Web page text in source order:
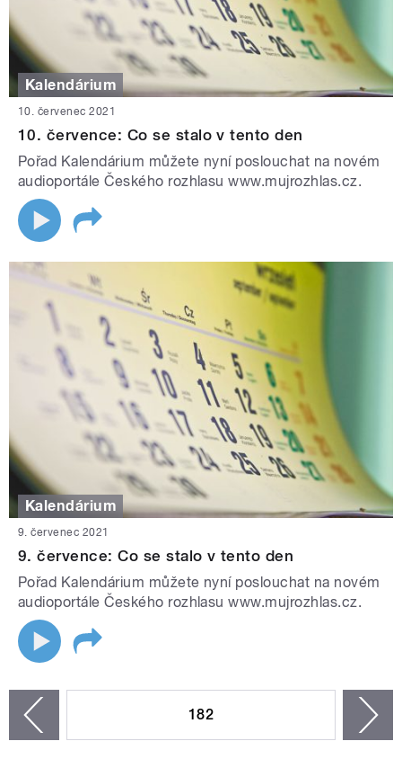
Kalendárium
10. červenec 2021
10. července: Co se stalo v tento den
Pořad Kalendárium můžete nyní poslouchat na novém
audioportále Českého rozhlasu www.mujrozhlas.cz.
Kalendárium
9. červenec 2021
9. července: Co se stalo v tento den
Pořad Kalendárium můžete nyní poslouchat na novém
audioportále Českého rozhlasu www.mujrozhlas.cz.
182